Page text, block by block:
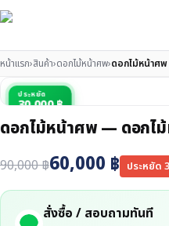
หน้าแรก›สินค้า›ดอกไม้หน้าศพ›ดอกไม้หน้าศ
ประหยัด
30,000 ฿
ดอกไม้หน้าศพ — ดอกไ
90,000฿60,000 ฿ ประหยัด
สั่งซื้อ / สอบถามทันที